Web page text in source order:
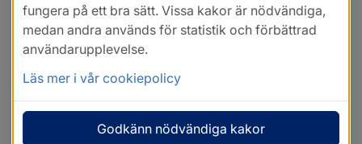
fungera på ett bra sätt. Vissa kakor är nödvändiga,
medan andra används för statistik och förbättrad
användarupplevelse.
Läs mer i vår cookiepolicy
Godkänn nödvändiga kakor